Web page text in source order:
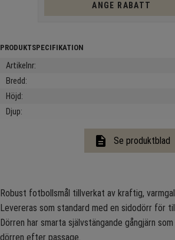
ANGE RABATT
Artikelnr
Bredd
Höjd
Djup
description Se produktblad
Robust fotbollsmål tillverkat av kraftig,
Levereras som standard med en sidodörr för
Dörren har smarta självstängande gångjärn
dörren efter passage.